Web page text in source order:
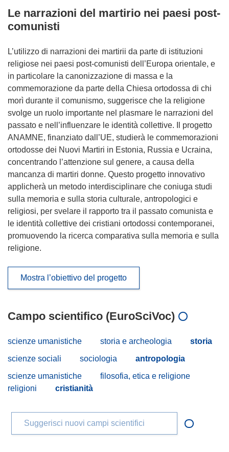
Le narrazioni del martirio nei paesi post-
comunisti
L’utilizzo di narrazioni dei martirii da parte di istituzioni
religiose nei paesi post-comunisti dell’Europa orientale, e
in particolare la canonizzazione di massa e la
commemorazione da parte della Chiesa ortodossa di chi
morì durante il comunismo, suggerisce che la religione
svolge un ruolo importante nel plasmare le narrazioni del
passato e nell’influenzare le identità collettive. Il progetto
ANAMNE, finanziato dall’UE, studierà le commemorazioni
ortodosse dei Nuovi Martiri in Estonia, Russia e Ucraina,
concentrando l’attenzione sul genere, a causa della
mancanza di martiri donne. Questo progetto innovativo
applicherà un metodo interdisciplinare che coniuga studi
sulla memoria e sulla storia culturale, antropologici e
religiosi, per svelare il rapporto tra il passato comunista e
le identità collettive dei cristiani ortodossi contemporanei,
promuovendo la ricerca comparativa sulla memoria e sulla
religione.
Mostra l’obiettivo del progetto
Campo scientifico (EuroSciVoc)
scienze umanistiche storia e archeologia
storia
scienze sociali
sociologia
antropologia
scienze umanistiche
filosofia, etica e religione
religioni
cristianità
Suggerisci nuovi campi scientifici